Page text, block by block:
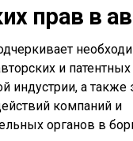
прав в
и
индустрии, а также
компаний и
органов в